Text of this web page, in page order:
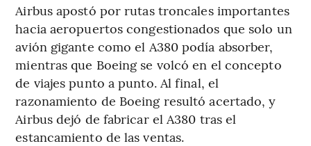
Airbus apostó por rutas troncales importantes
hacia aeropuertos congestionados que solo un
avión gigante como el A380 podía absorber,
mientras que Boeing se volcó en el concepto
de viajes punto a punto. Al final, el
razonamiento de Boeing resultó acertado, y
Airbus dejó de fabricar el A380 tras el
estancamiento de las ventas.